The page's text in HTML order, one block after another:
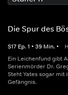
Die Spur des
S17 Ep.1 • 39 Min. •
Ein Leichenfund gibt
Serienmörder Dr.
Steht Yates sogar mit
Gefängnis.